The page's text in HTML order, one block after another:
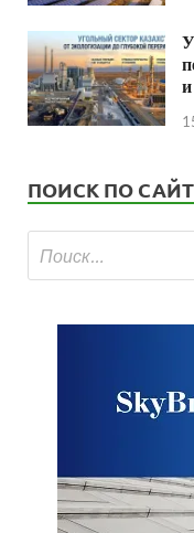
ПОИСК ПО